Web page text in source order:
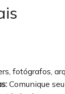
fotógrafos,
Comunique